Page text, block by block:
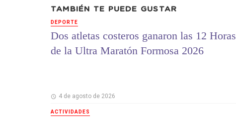
TAMBIÉN TE PUEDE GUSTAR
DEPORTE
Dos atletas costeros ganaron las 12 Horas
de la Ultra Maratón Formosa 2026
4 de agosto de 2026
ACTIVIDADES